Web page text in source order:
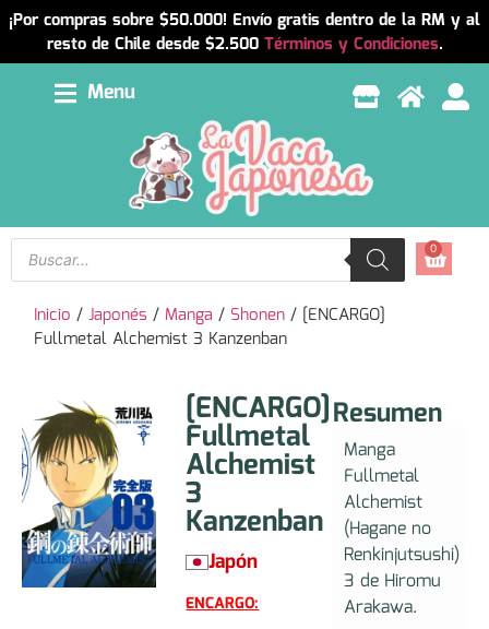
¡Por compras sobre $50.000! Envío gratis dentro de la RM y al
resto de Chile desde $2.500 Términos y Condiciones.
Menu
0
Inicio /Japonés /Manga / Shonen / [ENCARGO]
Fullmetal Alchemist 3 Kanzenban
[ENCARGO]
Fullmetal
Alchemist
3
Kanzenban
Japón
ENCARGO:
Resumen
Manga
Fullmetal
Alchemist
(Hagane no
Renkinjutsushi)
3 de Hiromu
Arakawa.